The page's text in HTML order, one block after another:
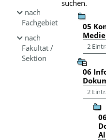
nach
Fachgebiet
nach
Fakultät /
Sektion
suchen.
05
2
06
2